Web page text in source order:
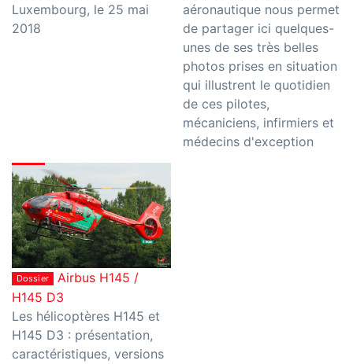
Luxembourg, le 25 mai
2018
aéronautique nous permet
de partager ici quelques-
unes de ses très belles
photos prises en situation
qui illustrent le quotidien
de ces pilotes,
mécaniciens, infirmiers et
médecins d'exception
Dossier
Airbus H145 /
H145 D3
Les hélicoptères H145 et
H145 D3 : présentation,
caractéristiques, versions